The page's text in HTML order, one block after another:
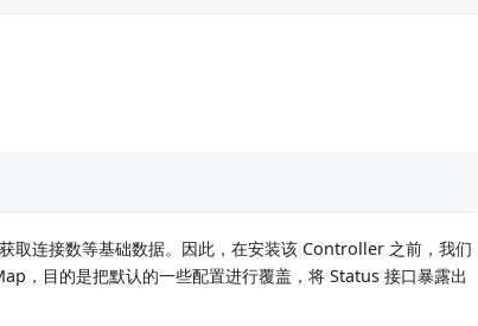
连接数等基础数据。因此，在安装该 Controller 之前，我们
目的是把默认的一些配置进行覆盖，将 Status 接口暴露出